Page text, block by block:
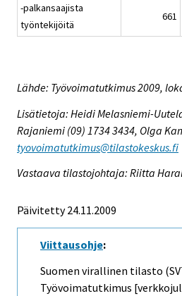
-palkansaajista
työntekijöitä
661
Lähde: Työvoimatutkimus 2009,
Lisätietoja: Heidi Melasniemi-
Rajaniemi (09) 1734 3434, Olga
tyovoimatutkimus@tilastokeskus.fi
Vastaava tilastojohtaja: Riitta
Päivitetty 24.11.2009
Viittausohje:
Suomen virallinen tilasto
Työvoimatutkimus